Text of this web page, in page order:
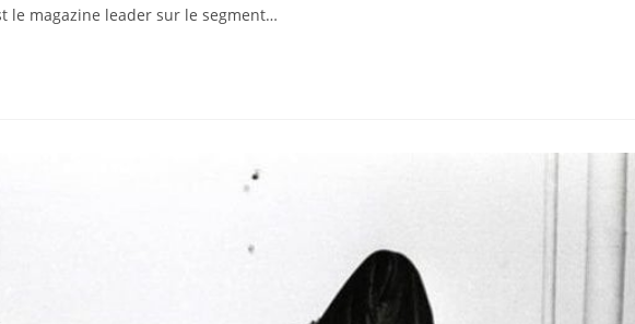
le magazine leader sur le segment…